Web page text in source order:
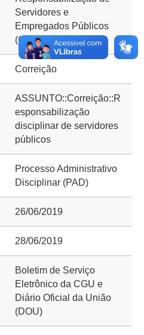
Servidores e
Empregados Públicos
(CGPAD)
Correição
ASSUNTO::Correição::R
esponsabilização
disciplinar de servidores
públicos
Processo Administrativo
Disciplinar (PAD)
26/06/2019
28/06/2019
Boletim de Serviço
Eletrônico da CGU e
Diário Oficial da União
(DOU)